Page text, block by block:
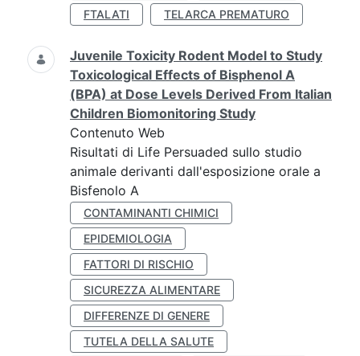
FTALATI
TELARCA PREMATURO
Juvenile Toxicity Rodent Model to Study
Toxicological Effects of Bisphenol A
(BPA) at Dose Levels Derived From Italian
Children Biomonitoring Study
Contenuto Web
Risultati di Life Persuaded sullo studio
animale derivanti dall'esposizione orale a
Bisfenolo A
CONTAMINANTI CHIMICI
EPIDEMIOLOGIA
FATTORI DI RISCHIO
SICUREZZA ALIMENTARE
DIFFERENZE DI GENERE
TUTELA DELLA SALUTE